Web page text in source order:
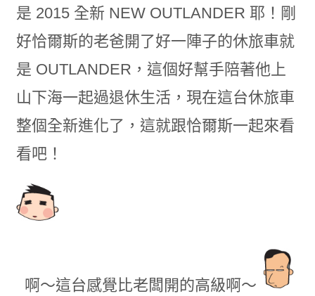
是 2015 全新 NEW OUTLANDER 耶！剛
好恰爾斯的老爸開了好一陣子的休旅車就
是 OUTLANDER，這個好幫手陪著他上
山下海一起過退休生活，現在這台休旅車
整個全新進化了，這就跟恰爾斯一起來看
看吧！
啊～這台感覺比老闆開的高級啊～